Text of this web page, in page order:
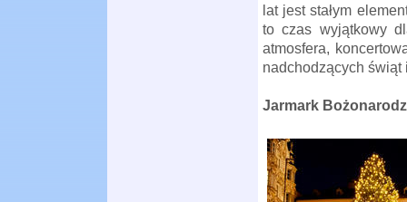
lat jest stałym
to czas wyjątkowy
atmosfera,
nadchodzących świąt
Jarmark